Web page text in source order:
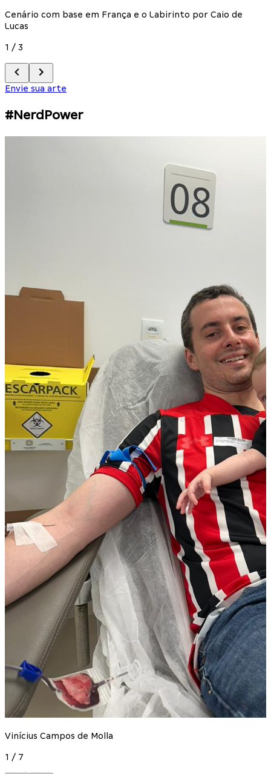
Cenário com base em França e o Labirinto por Caio de
Lucas
1 / 3
Envie sua arte
#NerdPower
Vinícius Campos de Molla
1 / 7